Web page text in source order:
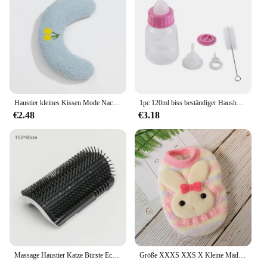
Haustier kleines Kissen Mode Nackenschutz Tiefschlaf Welpen Kätzchen U-förmiges Kissen Hund Katze Kopfstütze Schlaf kissen Haustier liefert
€2.48
1pc 120ml biss beständiger Haushalt mit Skala Silikon Kätzchen Nippel Flasche Katze Feeder Kaninchen Fütterung flasche Haustier Milch flasche
€3.18
Massage Haustier Katze Bürste Ecke Kratzen Haaren tfernung Schönheit saubere Eck bürste abnehmbaren Kamm für Kätzchen Katze Kratzer Massage tool Größe XXXS XXS X Kleine Mädchen Weibliche Hund Kleidung Kätzchen Mantel für Katze Pyjamas Nachtwäsche Spielzeug Teacup Puppy Yorkie Tiny chihuahua